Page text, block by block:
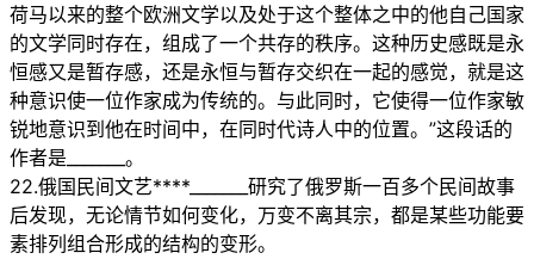
荷马以来的整个欧洲文学以及处于这个整体之中的他自己国家
的文学同时存在，组成了一个共存的秩序。这种历史感既是永
恒感又是暂存感，还是永恒与暂存交织在一起的感觉，就是这
种意识使一位作家成为传统的。与此同时，它使得一位作家敏
锐地意识到他在时间中，在同时代诗人中的位置。”这段话的
作者是_______。
22.俄国民间文艺****_______研究了俄罗斯一百多个民间故事
后发现，无论情节如何变化，万变不离其宗，都是某些功能要
素排列组合形成的结构的变形。